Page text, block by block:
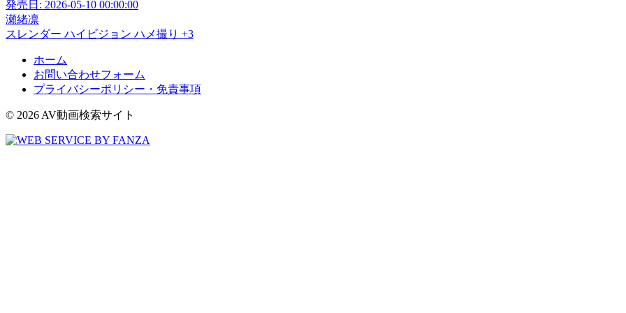
発売日: 2026-05-10 00:00:00
瀬緒凛
スレンダー ハイビジョン ハメ撮り +3
ホーム
お問い合わせフォーム
プライバシーポリシー・免責事項
© 2026 AV動画検索サイト